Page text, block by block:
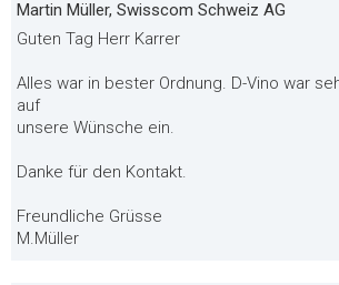
Martin Müller, Swisscom Schweiz AG
Guten Tag Herr Karrer
Alles war in bester Ordnung. D-Vino war
auf
unsere Wünsche ein.
Danke für den Kontakt.
Freundliche Grüsse
M.Müller